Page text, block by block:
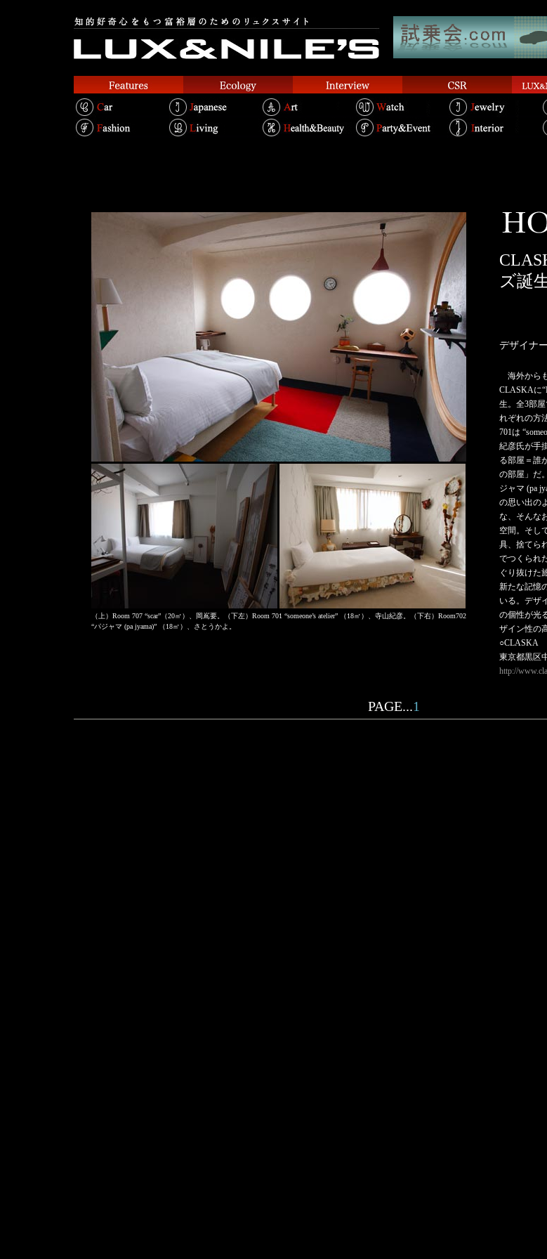
（上）Room 707 “scar”（20㎡）、岡嶌要。（下左）Room 701 “someone’s atelier” （18㎡）、寺山紀彦。（下右）Room702
“パジャマ (pa jyama)” （18㎡）、さとうかよ。
ズ誕
デザイナ
海外から
CLASKAに
生。全3部
れぞれの方
701は
紀彦氏が手
る部屋＝誰
の部屋」だ
ジャマ (pa
の思い出の
な、そんな
空間。そし
具、捨てら
でつくられ
ぐり抜けた
新たな記憶
いる。デザ
の個性が光
ザイン性の
○CLASKA
東京都黒区
http://
PAGE...1